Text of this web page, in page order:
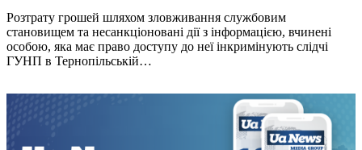
Розтрату грошей шляхом зловживання службовим
становищем та несанкцiонованi дiї з iнформацiєю, вчиненi
особою, яка має право доступу до неї iнкримiнують слiдчi
ГУНП в Тернопiльськiй…